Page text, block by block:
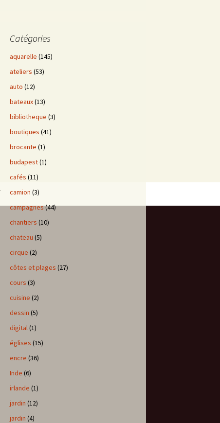
.
Catégories
aquarelle (145)
ateliers (53)
auto (12)
bateaux(13)
bibliotheque (3)
boutiques (41)
brocante (1)
budapest(1)
cafés (11)
camion (3)
campagnes(44)
chantiers (10)
chateau (5)
cirque (2)
côtes et plages (27)
cours (3)
cuisine (2)
dessin (5)
digital(1)
églises (15)
encre (36)
Inde (6)
irlande (1)
jardin (12)
jardin (4)